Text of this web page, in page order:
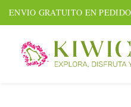
ENVIO GRATUITO EN